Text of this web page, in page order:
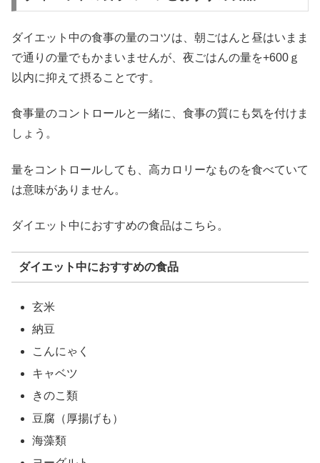
ダイエット中の食事の量のコツは、朝ごはんと昼はいまま
で通りの量でもかまいませんが、夜ごはんの量を+600ｇ
以内に抑えて摂ることです。
食事量のコントロールと一緒に、食事の質にも気を付けま
しょう。
量をコントロールしても、高カロリーなものを食べていて
は意味がありません。
ダイエット中におすすめの食品はこちら。
ダイエット中におすすめの食品
玄米
納豆
こんにゃく
キャベツ
きのこ類
豆腐（厚揚げも）
海藻類